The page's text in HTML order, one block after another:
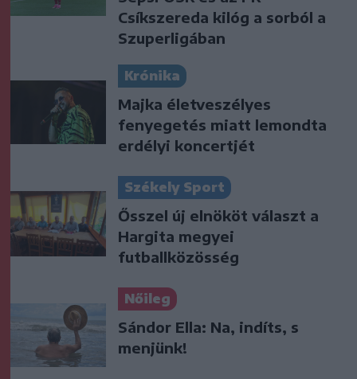
Csíkszereda kilóg a sorból a
Szuperligában
Krónika
Majka életveszélyes
fenyegetés miatt lemondta
erdélyi koncertjét
Székely Sport
Ősszel új elnököt választ a
Hargita megyei
futballközösség
Nőileg
Sándor Ella: Na, indíts, s
menjünk!